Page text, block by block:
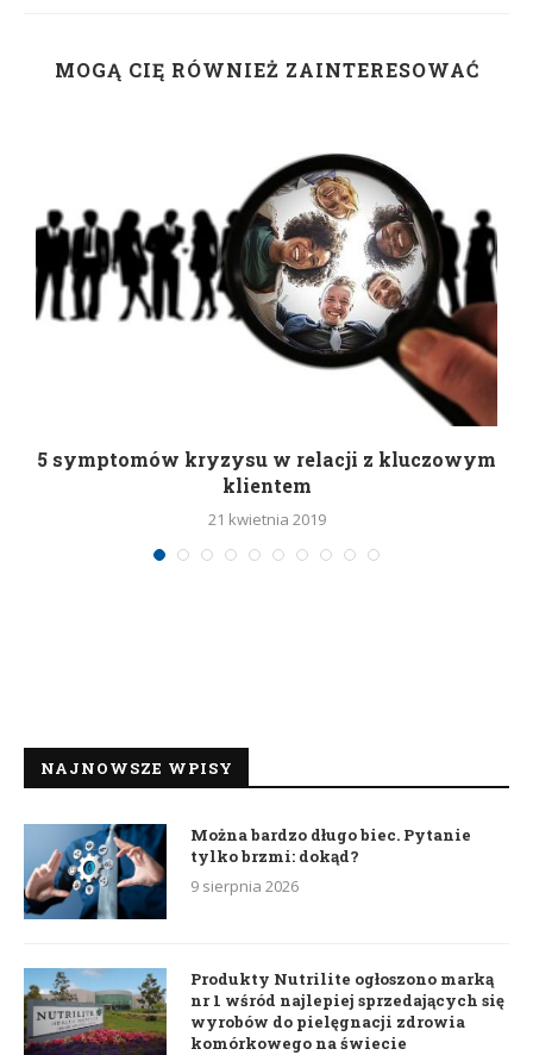
MOGĄ CIĘ RÓWNIEŻ ZAINTERESOWAĆ
5 symptomów kryzysu w relacji z kluczowym
klientem
21 kwietnia 2019
NAJNOWSZE WPISY
Można bardzo długo biec. Pytanie
tylko brzmi: dokąd?
9 sierpnia 2026
Produkty Nutrilite ogłoszono marką
nr 1 wśród najlepiej sprzedających się
wyrobów do pielęgnacji zdrowia
komórkowego na świecie